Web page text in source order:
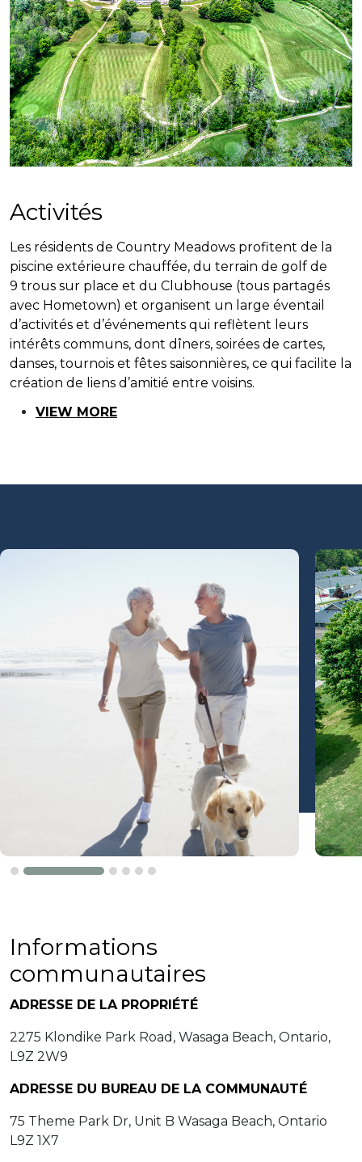
Activités
Les résidents de Country Meadows profitent de la
piscine extérieure chauffée, du terrain de golf de
9 trous sur place et du Clubhouse (tous partagés
avec Hometown) et organisent un large éventail
d’activités et d’événements qui reflètent leurs
intérêts communs, dont dîners, soirées de cartes,
danses, tournois et fêtes saisonnières, ce qui facilite la
création de liens d’amitié entre voisins.
VIEW MORE
Informations
communautaires
ADRESSE DE LA PROPRIÉTÉ
2275 Klondike Park Road, Wasaga Beach, Ontario,
L9Z 2W9
ADRESSE DU BUREAU DE LA COMMUNAUTÉ
75 Theme Park Dr, Unit B Wasaga Beach, Ontario
L9Z 1X7